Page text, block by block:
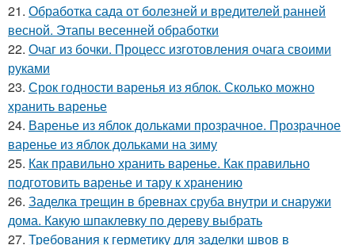
21. Обработка сада от болезней и вредителей ранней
весной. Этапы весенней обработки
22. Очаг из бочки. Процесс изготовления очага своими
руками
23. Срок годности варенья из яблок. Сколько можно
хранить варенье
24. Варенье из яблок дольками прозрачное. Прозрачное
варенье из яблок дольками на зиму
25. Как правильно хранить варенье. Как правильно
подготовить варенье и тару к хранению
26. Заделка трещин в бревнах сруба внутри и снаружи
дома. Какую шпаклевку по дереву выбрать
27. Требования к герметику для заделки швов в